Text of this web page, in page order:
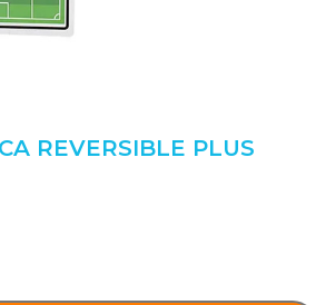
REVERSIBLE PLUS